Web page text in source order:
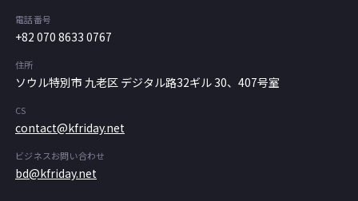
電話番号
+82 070 8633 0767
住所
ソウル特別市 九老区 デジタル路32ギル 30、407号室
CS
contact@kfriday.net
ビジネスお問い合わせ
bd@kfriday.net